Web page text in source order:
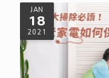
JAN
18
2021